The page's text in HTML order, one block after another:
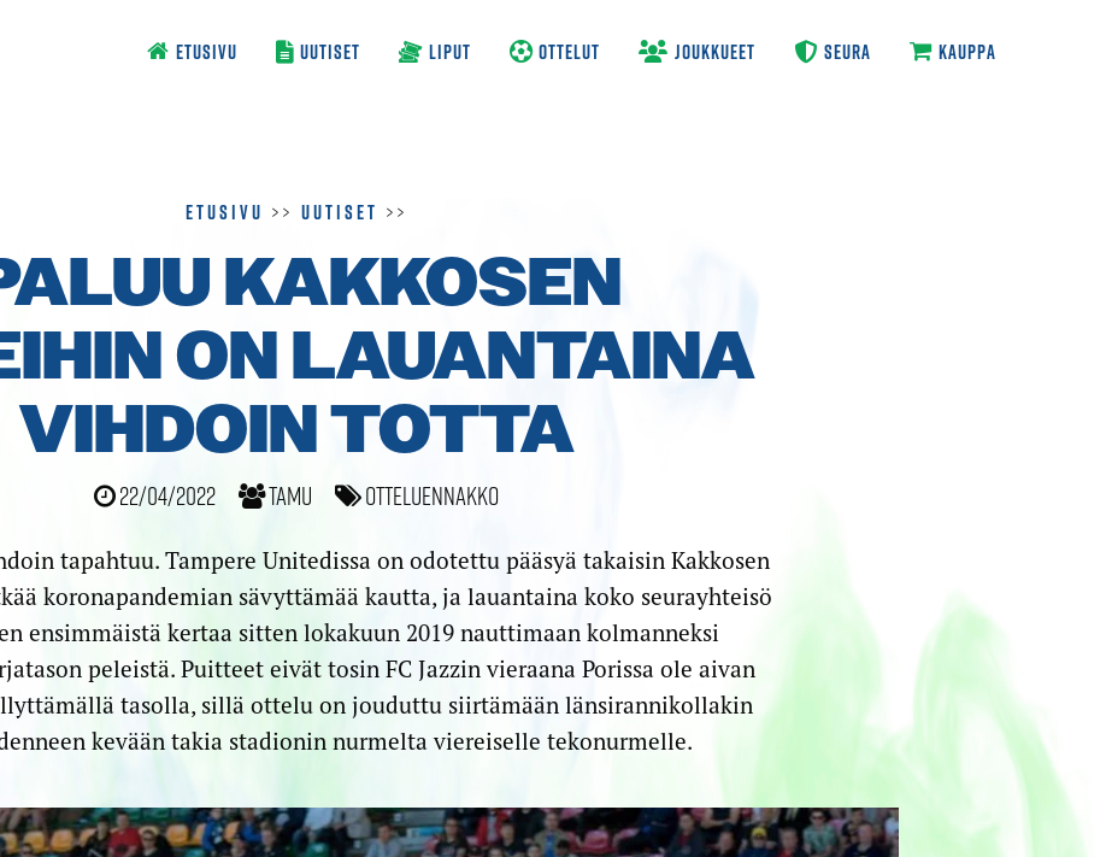
ETUSIVU UUTISET LIPUT OTTELUT JOUKKUEET SEURA KAUPPA
Etusivu >> Uutiset >>
KAKKOSEN
ON LAUANTAINA
VIHDOIN TOTTA
22/04/2022 TamU Otteluennakko
tapahtuu. Tampere Unitedissa on odotettu pääsyä takaisin Kakkosen
koronapandemian sävyttämää kautta, ja lauantaina koko seurayhteisö
ensimmäistä kertaa sitten lokakuun 2019 nauttimaan kolmanneksi
peleistä. Puitteet eivät tosin FC Jazzin vieraana Porissa ole aivan
tasolla, sillä ottelu on jouduttu siirtämään länsirannikollakin
kevään takia stadionin nurmelta viereiselle tekonurmelle.